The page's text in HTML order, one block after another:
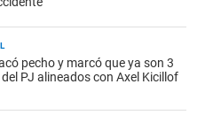
pecho y marcó que ya son 3
PJ alineados con Axel Kicillof